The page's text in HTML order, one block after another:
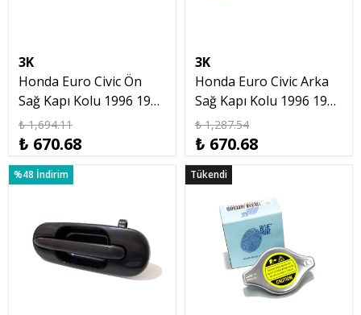
3K
Honda Euro Civic Ön
Sağ Kapı Kolu 1996 1997
1998 1999 2000 2001
₺ 1,694.11
₺ 670.68
3K
Honda Euro Civic Arka
Sağ Kapı Kolu 1996 1997
1998 1999 2000 2001
₺ 1,287.54
₺ 670.68
%48 İndirim Tükendi
Tükendi